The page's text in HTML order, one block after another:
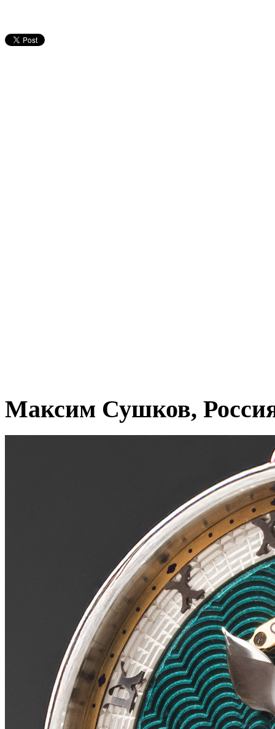
Максим Сушков,